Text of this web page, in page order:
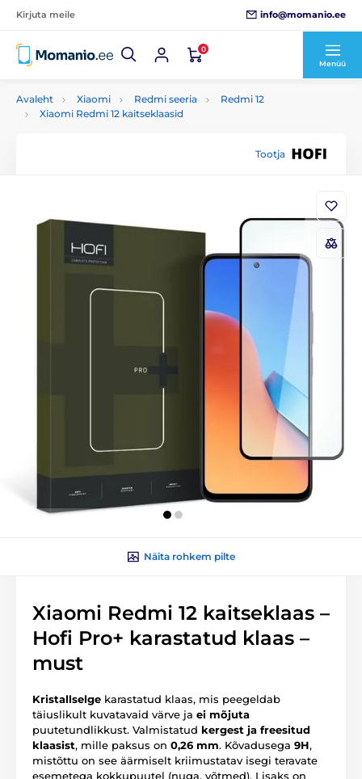
Kirjuta meile info@momanio.ee
0
Menüü
Avaleht Xiaomi Redmi seeria
Redmi 12
Xiaomi Redmi 12 kaitseklaasid
Tootja
Näita rohkem pilte
Xiaomi Redmi 12 kaitseklaas –
Hofi Pro+ karastatud klaas –
must
Kristallselge karastatud klaas, mis peegeldab
täiuslikult kuvatavaid värve ja ei mõjuta
puutetundlikkust. Valmistatud kergest ja freesitud
klaasist, mille paksus on 0,26 mm. Kõvadusega 9H,
mistõttu on see äärmiselt kriimustatav isegi teravate
esemetega kokkupuutel (nuga, võtmed). Lisaks on